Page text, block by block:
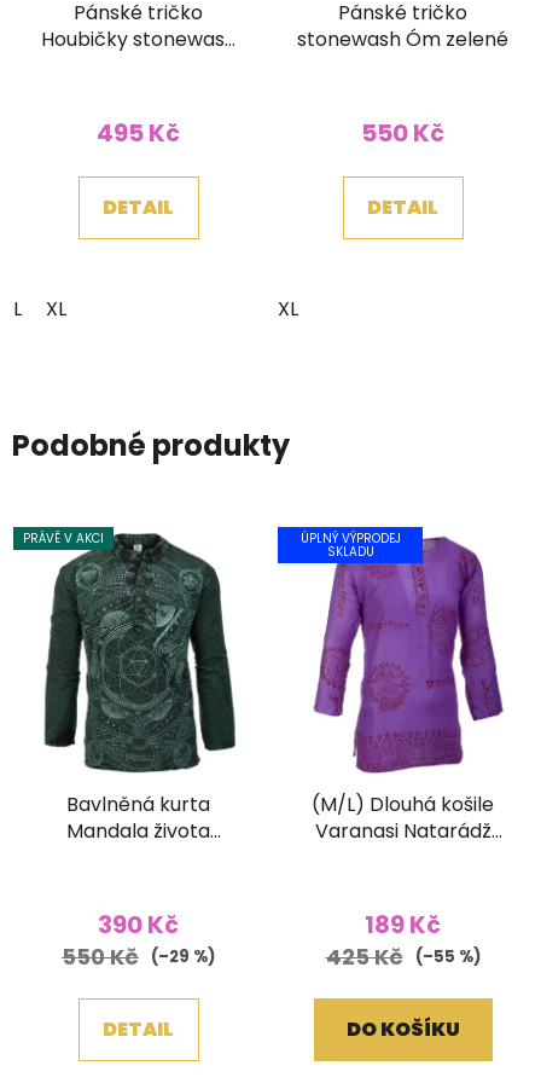
Pánské tričko
Houbičky stonewash
495 Kč
DETAIL
L XL
Pánské tričko
stonewash Óm zelené
550 Kč
DETAIL
XL
Podobné produkty
PRÁVĚ V AKCI
Bavlněná kurta
Mandala života
390 Kč
550 Kč (–29 %)
DETAIL
ÚPLNÝ VÝPRODEJ
SKLADU
(M/L) Dlouhá košile
Varanasi Natarádž
189 Kč
425 Kč (–55 %)
DO KOŠÍKU